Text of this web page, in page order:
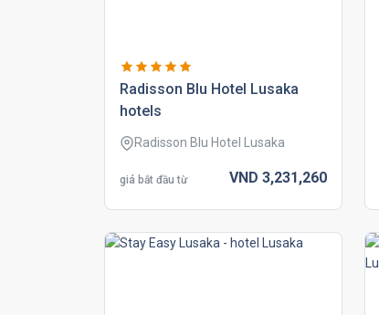
radisson blu hotel lusaka
hotels
Radisson Blu Hotel Lusaka
giá bắt đầu từ VND 3,231,260